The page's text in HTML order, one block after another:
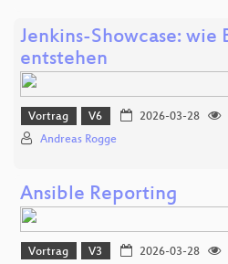
Jenkins-Showcase: wie
entstehen
Vortrag V6 2026-03-28
Andreas Rogge
Ansible Reporting
Vortrag V3 2026-03-28